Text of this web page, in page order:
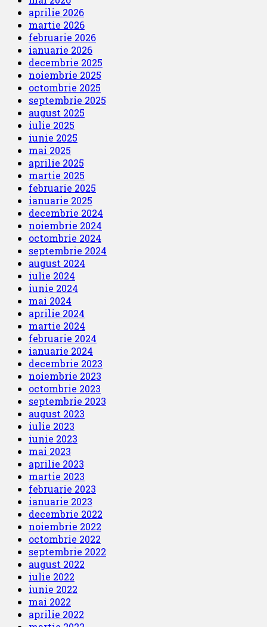
aprilie 2026
martie 2026
februarie 2026
ianuarie 2026
decembrie 2025
noiembrie 2025
octombrie 2025
septembrie 2025
august 2025
iulie 2025
iunie 2025
mai 2025
aprilie 2025
martie 2025
februarie 2025
ianuarie 2025
decembrie 2024
noiembrie 2024
octombrie 2024
septembrie 2024
august 2024
iulie 2024
iunie 2024
mai 2024
aprilie 2024
martie 2024
februarie 2024
ianuarie 2024
decembrie 2023
noiembrie 2023
octombrie 2023
septembrie 2023
august 2023
iulie 2023
iunie 2023
mai 2023
aprilie 2023
martie 2023
februarie 2023
ianuarie 2023
decembrie 2022
noiembrie 2022
octombrie 2022
septembrie 2022
august 2022
iulie 2022
iunie 2022
mai 2022
aprilie 2022